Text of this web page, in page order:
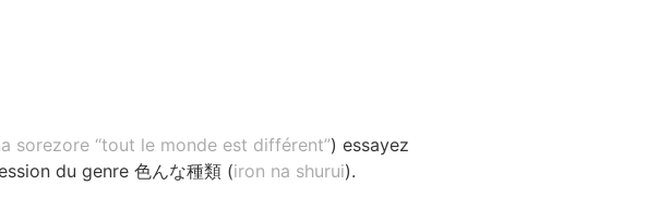
sorezore “tout le monde est différent”) essayez
du genre 色んな種類 (iron na shurui).